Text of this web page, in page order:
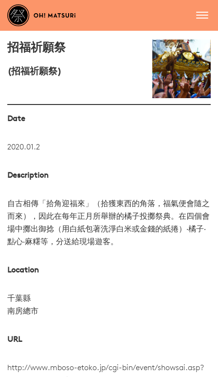
招福祈願祭
(招福祈願祭)
Date
2020.01.2
Description
自古相傳「拾角迎福來」（拾獲東西的角落，福氣便會隨之
而來），因此在每年正月所舉辦的橘子投擲祭典。在四個會
場中擲出御捻（用白紙包著洗淨白米或金錢的紙捲）‧橘子‧
點心‧麻糬等，分送給現場遊客。
Location
千葉縣
南房總市
URL
http://www.mboso-etoko.jp/cgi-bin/event/showsai.asp?